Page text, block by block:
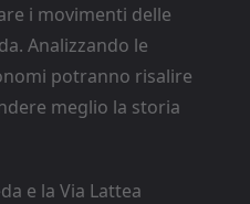
i movimenti delle
Analizzando le
potranno risalire
meglio la storia
e la Via Lattea